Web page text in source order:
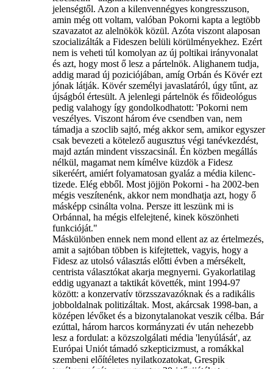
jelenségtől. Azon a kilenvennégyes kongresszuson,
amin még ott voltam, valóban Pokorni kapta a legtöbb
szavazatot az alelnökök közül. Azóta viszont alaposan
szocializálták a Fideszen belüli körülményekhez. Ezért
nem is veheti túl komolyan az új poltikai irányvonalat
és azt, hogy most ő lesz a pártelnök. Alighanem tudja,
addig marad új poziciójában, amíg Orbán és Kövér ezt
jónak látják. Kövér személyi javaslatáról, úgy tűnt, az
újságból értesült. A jelenlegi pártelnök és főideológus
pedig valahogy így gondolkodhatott: 'Pokorni nem
veszélyes. Viszont három éve csendben van, nem
támadja a szoclib sajtó, még akkor sem, amikor egyszer
csak bevezeti a kötelező augusztus végi tanévkezdést,
majd aztán mindent visszacsinál. Én közben megállás
nélkül, magamat nem kímélve küzdök a Fidesz
sikeréért, amiért folyamatosan gyaláz a média kilenc-
tizede. Elég ebből. Most jöjjön Pokorni - ha 2002-ben
mégis veszítenénk, akkor nem mondhatja azt, hogy ő
másképp csinálta volna. Persze itt leszünk mi is
Orbánnal, ha mégis elfelejtené, kinek köszönheti
funkcióját."
Máskülönben ennek nem mond ellent az az értelmezés,
amit a sajtóban többen is kifejtettek, vagyis, hogy a
Fidesz az utolsó választás előtti évben a mérsékelt,
centrista választókat akarja megnyerni. Gyakorlatilag
eddig ugyanazt a taktikát követték, mint 1994-97
között: a konzervatív törzsszavazóknak és a radikális
jobboldalnak politizáltak. Most, akárcsak 1998-ban, a
középen lévőket és a bizonytalanokat veszik célba. Bár
ezúttal, három harcos kormányzati év után nehezebb
lesz a fordulat: a közszolgálati média 'lenyúlását', az
Európai Uniót támadó szkepticizmust, a romákkal
szembeni előítéletes nyilatkozatokat, Grespik